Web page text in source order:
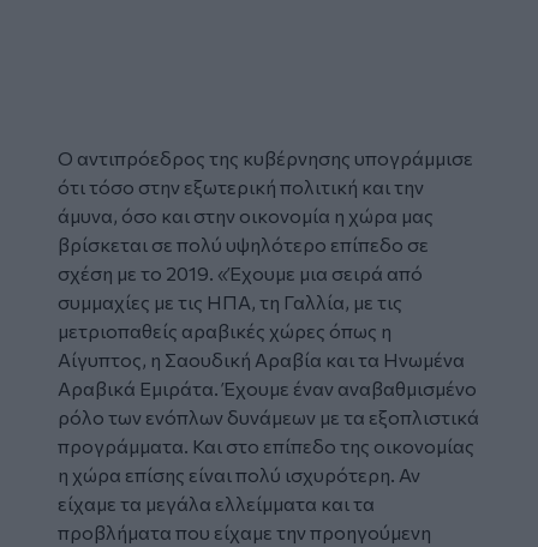
Ο αντιπρόεδρος της κυβέρνησης υπογράμμισε
ότι τόσο στην εξωτερική πολιτική και την
άμυνα, όσο και στην οικονομία η χώρα μας
βρίσκεται σε πολύ υψηλότερο επίπεδο σε
σχέση με το 2019. «Έχουμε μια σειρά από
συμμαχίες με τις ΗΠΑ, τη Γαλλία, με τις
μετριοπαθείς αραβικές χώρες όπως η
Αίγυπτος, η Σαουδική Αραβία και τα Ηνωμένα
Αραβικά Εμιράτα. Έχουμε έναν αναβαθμισμένο
ρόλο των ενόπλων δυνάμεων με τα εξοπλιστικά
προγράμματα. Και στο επίπεδο της οικονομίας
η χώρα επίσης είναι πολύ ισχυρότερη. Αν
είχαμε τα μεγάλα ελλείμματα και τα
προβλήματα που είχαμε την προηγούμενη